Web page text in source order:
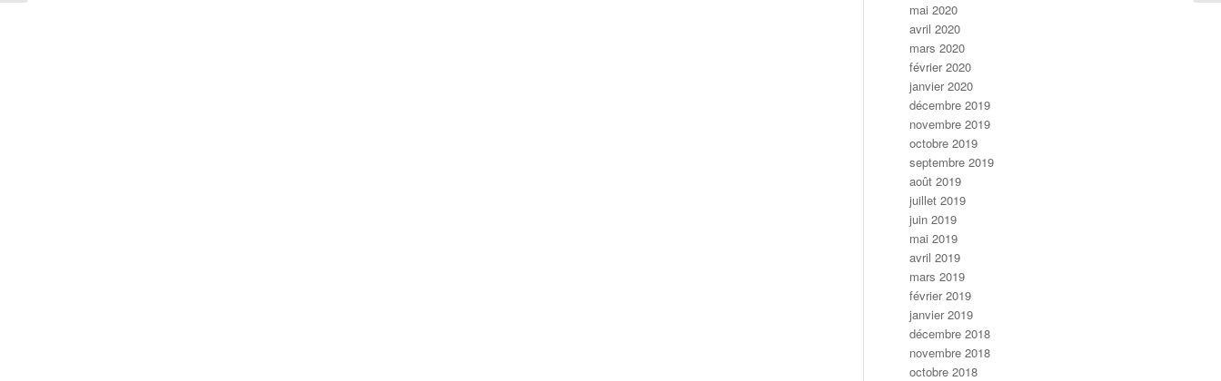
mai 2020
avril 2020
mars 2020
février 2020
janvier 2020
décembre 2019
novembre 2019
octobre 2019
septembre 2019
août 2019
juillet 2019
juin 2019
mai 2019
avril 2019
mars 2019
février 2019
janvier 2019
décembre 2018
novembre 2018
octobre 2018